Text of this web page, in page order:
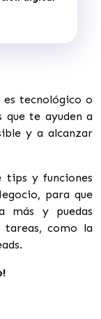
tecnológico o
que te ayuden a
y a alcanzar
tips y funciones
para que
más y puedas
como la